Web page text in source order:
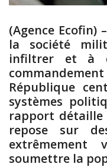
(Agence Ecofin)
la société
infiltrer et à
République
systèmes
rapport détaille
repose sur
soumettre la